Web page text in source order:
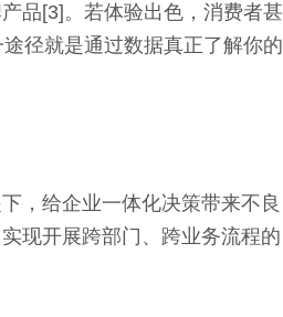
品[3]。若体验出色，消费者甚
径就是通过数据真正了解你的
，给企业一体化决策带来不良
现开展跨部门、跨业务流程的